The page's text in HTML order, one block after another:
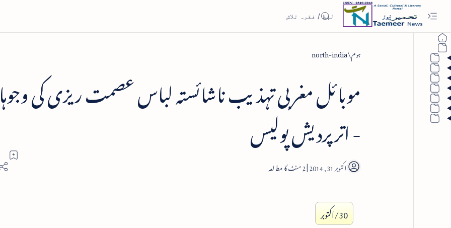
ہوم north-india
موبائل مغربی تہذیب ناشائستہ لباس عصمت ریزی کی
- اترپردیش پولیس
2
30/اکتوبر